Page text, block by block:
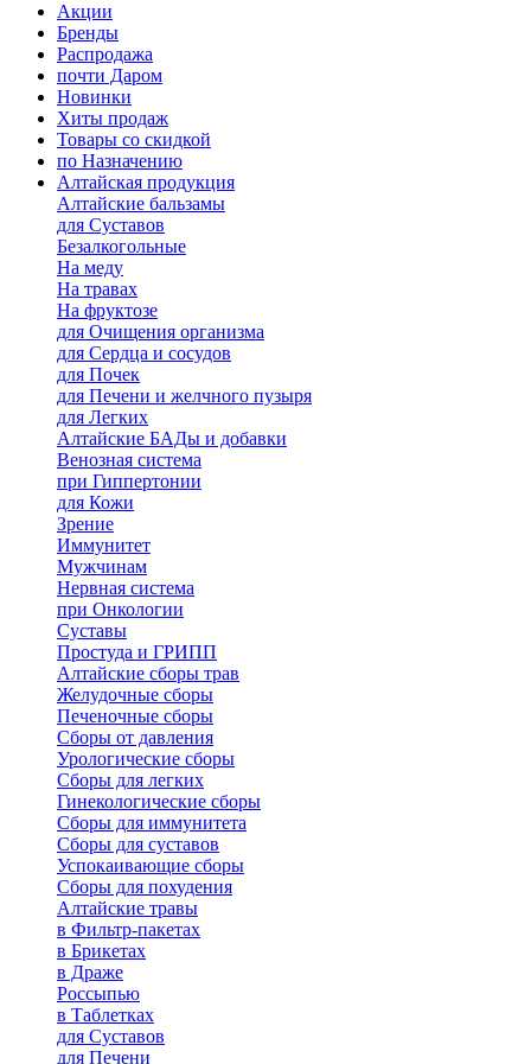
Акции
Бренды
Распродажа
почти Даром
Новинки
Хиты продаж
Товары со скидкой
по Назначению
Алтайская продукция
Алтайские бальзамы
для Суставов
Безалкогольные
На меду
На травах
На фруктозе
для Очищения организма
для Сердца и сосудов
для Почек
для Печени и желчного пузыря
для Легких
Алтайские БАДы и добавки
Венозная система
при Гиппертонии
для Кожи
Зрение
Иммунитет
Мужчинам
Нервная система
при Онкологии
Суставы
Простуда и ГРИПП
Алтайские сборы трав
Желудочные сборы
Печеночные сборы
Сборы от давления
Урологические сборы
Сборы для легких
Гинекологические сборы
Сборы для иммунитета
Сборы для суставов
Успокаивающие сборы
Сборы для похудения
Алтайские травы
в Фильтр-пакетах
в Брикетах
в Драже
Россыпью
в Таблетках
для Cуставов
для Печени